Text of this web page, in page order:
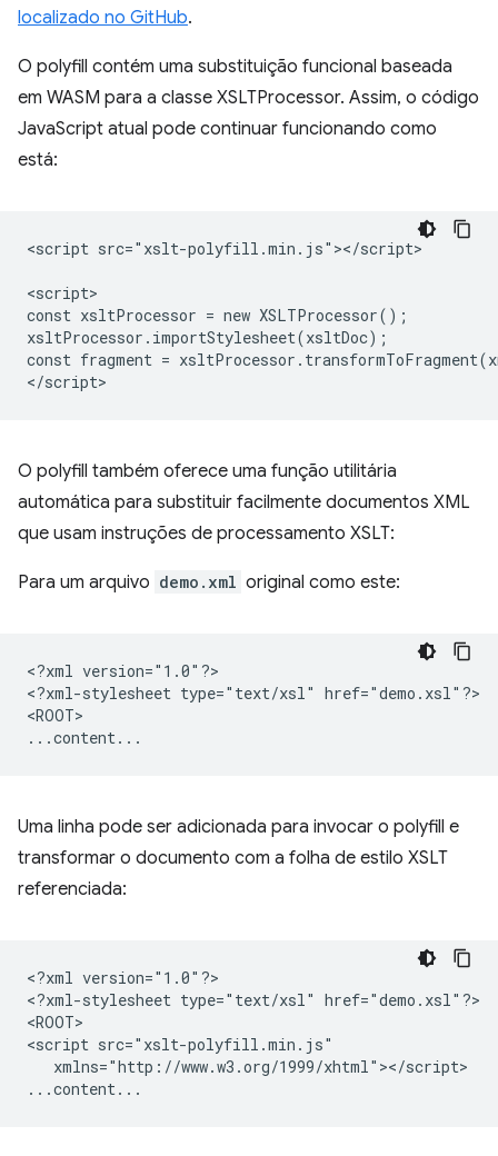
localizado no GitHub.
O polyfill contém uma substituição funcional baseada
em WASM para a classe XSLTProcessor. Assim, o código
JavaScript atual pode continuar funcionando como
está:
<script src="xslt-polyfill.min.js"></script>
<script>
const xsltProcessor = new XSLTProcessor();
xsltProcessor.importStylesheet(xsltDoc);
const fragment =
O polyfill também oferece uma função utilitária
automática para substituir facilmente documentos XML
que usam instruções de processamento XSLT:
Para um arquivo demo.xml original como este:
<?xml version="1.0"?>
<?xml-stylesheet type="text/xsl" href="demo.xsl"?>
<ROOT>
Uma linha pode ser adicionada para invocar o polyfill e
transformar o documento com a folha de estilo XSLT
referenciada:
<?xml version="1.0"?>
<?xml-stylesheet type="text/xsl" href="demo.xsl"?>
<ROOT>
<script
xmlns="http://www.w3.org/1999/xhtml"></script>